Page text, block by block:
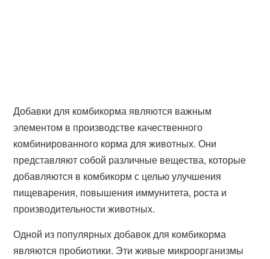
Добавки для комбикорма являются важным
элементом в производстве качественного
комбинированного корма для животных. Они
представляют собой различные вещества, которые
добавляются в комбикорм с целью улучшения
пищеварения, повышения иммунитета, роста и
производительности животных.
Одной из популярных добавок для комбикорма
являются пробиотики. Эти живые микроорганизмы